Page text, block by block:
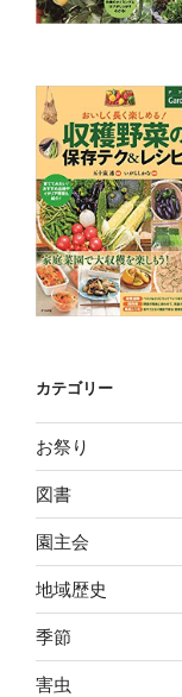
カテゴリー
お祭り
図書
園主会
地域歴史
季節
害虫